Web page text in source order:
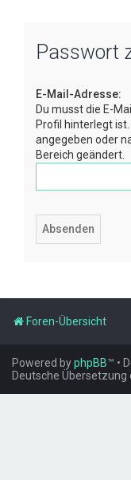
Passwort
E-Mail-Adresse:
Du musst die E-
Profil hinterlegt
angegeben oder
Bereich geändert.
Foren-Übersicht
Powered byphpBB™ •
Deutsche Übersetzung